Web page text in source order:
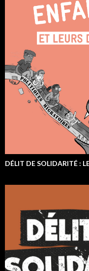
DÉLIT DE SOLIDARITÉ :